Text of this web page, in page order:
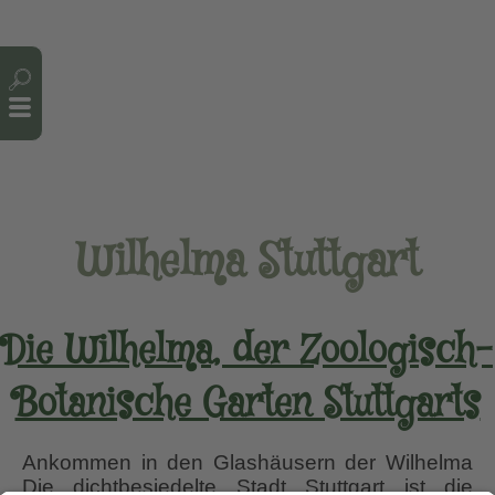
Wilhelma Stuttgart
Die Wilhelma, der Zoologisch-
Botanische Garten Stuttgarts
Ankommen in den Glashäusern der Wilhelma
Die dichtbesiedelte Stadt Stuttgart ist die